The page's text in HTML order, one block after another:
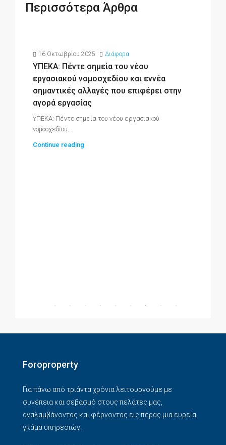
Περισσότερα Άρθρα
16 Οκτωβρίου 2025 Διάφορα
ΥΠΕΚΑ: Πέντε σημεία του νέου
εργασιακού νομοσχεδίου και εννέα
σημαντικές αλλαγές που επιφέρει στην
αγορά εργασίας
ΥΠΕΚΑ: Πέντε σημεία του νέου εργασιακού
νομοσχεδίου...
Continue reading
Foroproperty
Για πάνω από τριάντα χρόνια λειτουργούμε με
συνέπεια και σεβασμό στους πελάτες μας,
αναλαμβάνοντας και φέρνοντας εις πέρας μια ευρεία
γκάμα υπηρεσιών.